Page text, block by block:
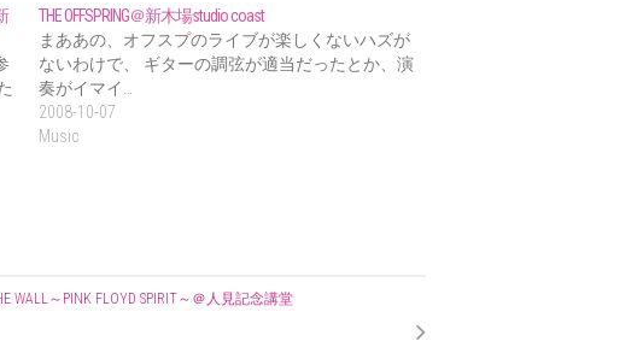
THE OFFSPRING＠新木場studio coast
まああの、オフスプのライブが楽しくないハズが
ないわけで、 ギターの調弦が適当だったとか、演
奏がイマイ…
2008-10-07
Music
WALL～PINK FLOYD SPIRIT～＠人見記念講堂